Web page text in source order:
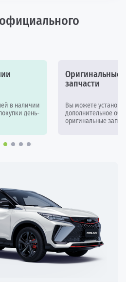
в наличии
день-
Оригинальные
запчасти
Вы можете
дополнительное
оригинальные